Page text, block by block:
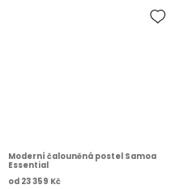
Moderní čalouněná postel Samoa
Essential
od 23 359 Kč